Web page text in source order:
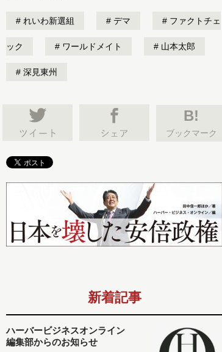
れいわ新選組 デマ ファクトチェ
ック ワールドメイト 山本太郎
深見東州
B!
ブックマーク
新着記事
ハーバービジネスオンライン
編集部からのお知らせ